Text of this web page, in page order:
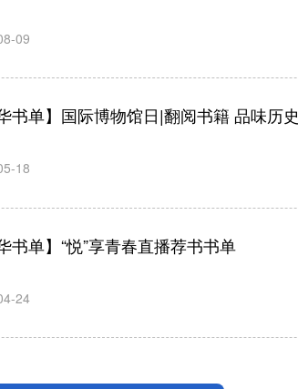
09
书单】国际博物馆日|翻阅书籍 品味历史
18
书单】“悦”享青春直播荐书书单
24
小文创撬动大文化